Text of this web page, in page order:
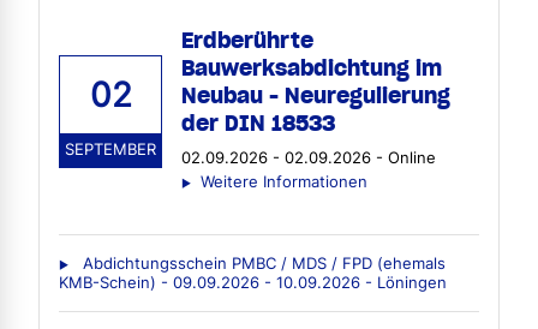
02
SEPTEMBER
Erdberührte
Bauwerksabdichtung im
Neubau - Neuregulierung
der DIN 18533
02.09.2026 - 02.09.2026 - Online
Weitere Informationen
Abdichtungsschein PMBC / MDS / FPD (ehemals
KMB-Schein) - 09.09.2026 - 10.09.2026 - Löningen